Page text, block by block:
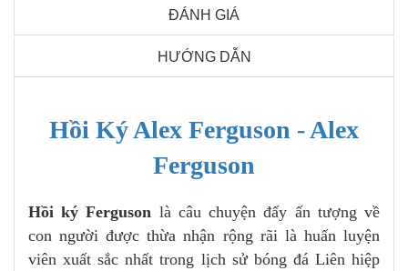
ĐÁNH GIÁ
HƯỚNG DẪN
Hồi Ký Alex Ferguson - Alex
Ferguson
Hồi ký Ferguson là câu chuyện đấy ấn tượng về
con người được thừa nhận rộng rãi là huấn luyện
viên xuất sắc nhất trong lịch sử bóng đá Liên hiệp